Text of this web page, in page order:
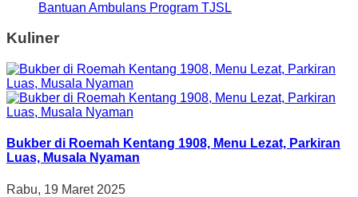
Bantuan Ambulans Program TJSL
Kuliner
Bukber di Roemah Kentang 1908, Menu Lezat, Parkiran
Luas, Musala Nyaman
Rabu, 19 Maret 2025